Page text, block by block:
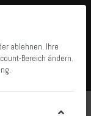
ablehnen. Ihre
Bereich ändern.
.